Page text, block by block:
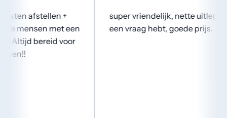
als je Fijne service!!! Top resultaat… 👍👍